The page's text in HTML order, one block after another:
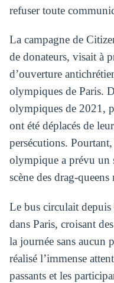
refuser toute
La campagne de
de donateurs, visait à
d’ouverture
olympiques de Paris.
olympiques de 2021,
ont été déplacés de
persécutions.
olympique a prévu un
scène des drag-
Le bus circulait
dans Paris, croisant
la journée sans aucun
réalisé l’immense
passants et les